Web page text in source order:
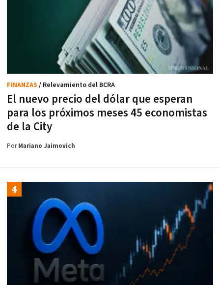
El nuevo precio del dólar que esperan
para los próximos meses 45 economistas
de la City
FINANZAS / Relevamiento del BCRA
PorMariano Jaimovich